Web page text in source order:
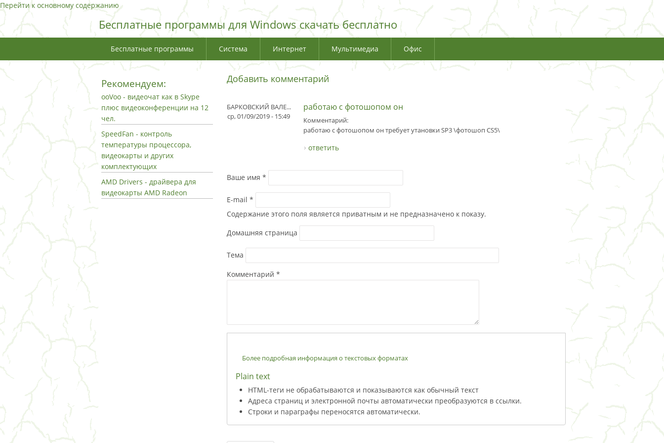
Перейти к основному содержанию
Бесплатные программы для Windows скачать бесплатно
Бесплатные программы Система Интернет Мультимедиа Офис
Добавить комментарий
БАРКОВСКИЙ ВАЛЕ...
ср, 01/09/2019 - 15:49
работаю с фотошопом он
Комментарий:
работаю с фотошопом он требует утановки SP3 \фотошоп CS5\
ответить
Ваше имя *
E-mail *
Содержание этого поля является приватным и не предназначено к показу.
Домашняя страница
Тема
Комментарий *
Более подробная информация о текстовых форматах
Plain text
HTML-теги не обрабатываются и показываются как обычный текст
Адреса страниц и электронной почты автоматически преобразуются в ссылки.
Строки и параграфы переносятся автоматически.
Рекомендуем:
ooVoo - видеочат как в Skype
плюс видеоконференции на 12
чел.
SpeedFan - контроль
температуры процессора,
видеокарты и других
комплектующих
AMD Drivers - драйвера для
видеокарты AMD Radeon